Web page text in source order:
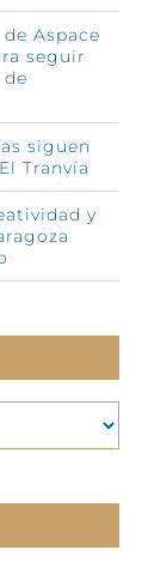
Aspace
seguir
siguen
Tranvía
y